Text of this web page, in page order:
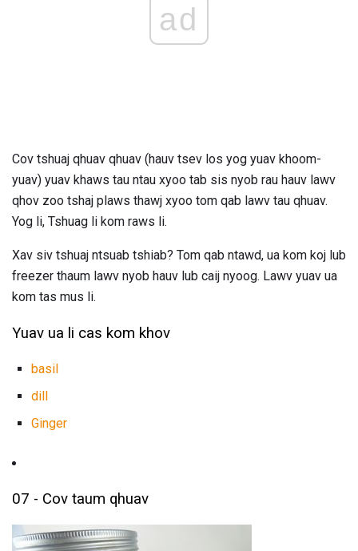
ad
Cov tshuaj qhuav qhuav (hauv tsev los yog yuav khoom-
yuav) yuav khaws tau ntau xyoo tab sis nyob rau hauv lawv
qhov zoo tshaj plaws thawj xyoo tom qab lawv tau qhuav.
Yog li, Tshuag li kom raws li.
Xav siv tshuaj ntsuab tshiab? Tom qab ntawd, ua kom koj lub
freezer thaum lawv nyob hauv lub caij nyoog. Lawv yuav ua
kom tas mus li.
Yuav ua li cas kom khov
basil
dill
Ginger
07 - Cov taum qhuav